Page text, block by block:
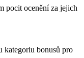
pocit ocenění za jejich
kategoriu bonusů pro